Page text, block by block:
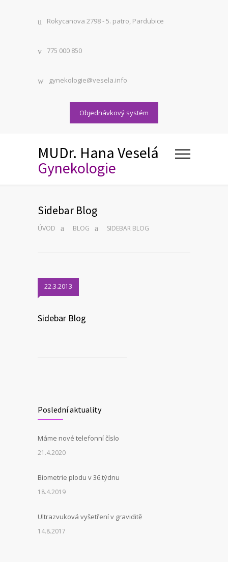
Rokycanova 2798 - 5. patro, Pardubice
775 000 850
gynekologie@vesela.info
Objednávkový systém
MUDr. Hana Veselá
Gynekologie
Sidebar Blog
ÚVOD BLOG SIDEBAR BLOG
22.3.2013
Sidebar Blog
Poslední aktuality
Máme nové telefonní číslo
21.4.2020
Biometrie plodu v 36.týdnu
18.4.2019
Ultrazvuková vyšetření v graviditě
14.8.2017